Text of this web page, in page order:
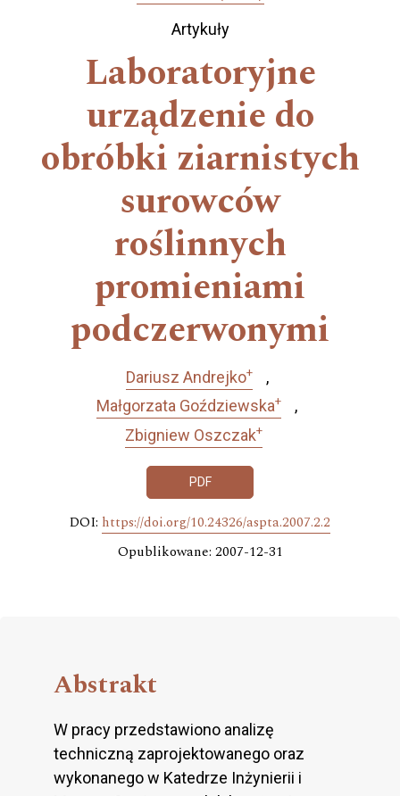
Artykuły
Laboratoryjne
urządzenie do
obróbki ziarnistych
surowców
roślinnych
promieniami
podczerwonymi
Dariusz Andrejko+
Małgorzata Goździewska+
Zbigniew Oszczak+
PDF
DOI: https://doi.org/10.24326/aspta.2007.2.2
Opublikowane: 2007-12-31
Abstrakt
W pracy przedstawiono analizę
techniczną zaprojektowanego oraz
wykonanego w Katedrze Inżynierii i